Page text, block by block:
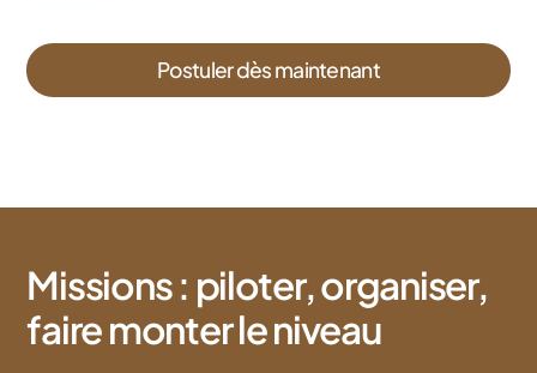
Postuler dès maintenant
Missions : piloter, organiser,
faire monter le niveau